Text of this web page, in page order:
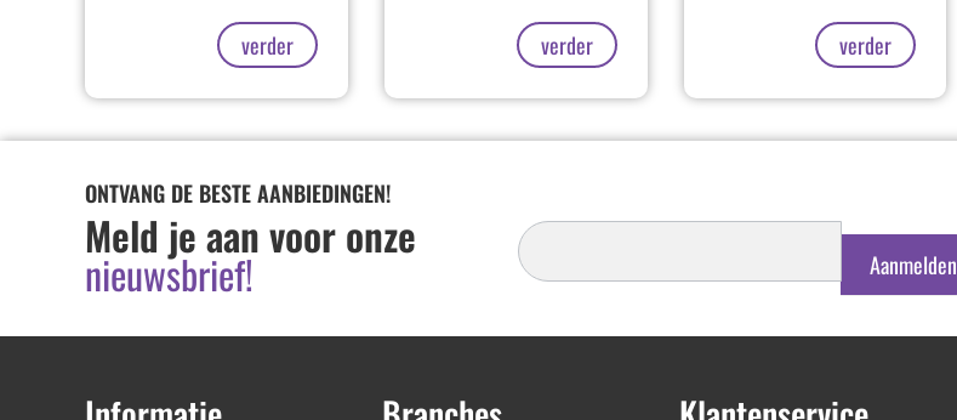
verder verder verder
ONTVANG DE BESTE AANBIEDINGEN!
Meld je aan voor onze
nieuwsbrief!
Inschrijven
Nieuwsbrief
Aanmelden